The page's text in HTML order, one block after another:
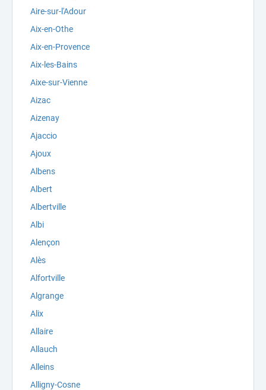
Aire-sur-l'Adour
Aix-en-Othe
Aix-en-Provence
Aix-les-Bains
Aixe-sur-Vienne
Aizac
Aizenay
Ajaccio
Ajoux
Albens
Albert
Albertville
Albi
Alençon
Alès
Alfortville
Algrange
Alix
Allaire
Allauch
Alleins
Alligny-Cosne